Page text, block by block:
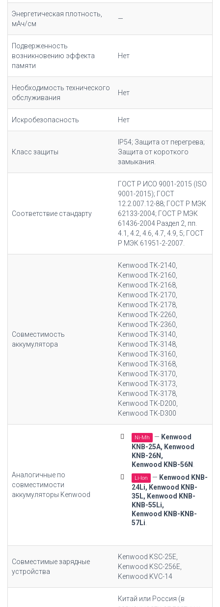
Энергетическая плотность,
мАч/cм
—
Подверженность
возникновению эффекта
памяти
Нет
Необходимость технического
обслуживания
Нет
Искробезопасность Нет
Класс защиты
IP54; Защита от перегрева;
Защита от короткого
замыкания.
Соответствие стандарту
ГОСТ Р ИСО 9001-2015 (ISO
9001-2015); ГОСТ
12.2.007.12-88; ГОСТ Р МЭК
62133-2004; ГОСТ Р МЭК
61436-2004 Раздел 2, пп.
4.1, 4.2, 4.6, 4.7, 4.9, 5; ГОСТ
Р МЭК 61951-2-2007.
Совместимость
аккумулятора
Kenwood TK-2140,
Kenwood TK-2160,
Kenwood TK-2168,
Kenwood TK-2170,
Kenwood TK-2178,
Kenwood TK-2260,
Kenwood TK-2360,
Kenwood TK-3140,
Kenwood TK-3148,
Kenwood TK-3160,
Kenwood TK-3168,
Kenwood TK-3170,
Kenwood TK-3173,
Kenwood TK-3178,
Kenwood TK-D200,
Kenwood TK-D300
Аналогичные по
совместимости
аккумуляторы Kenwood
Ni-Mh — Kenwood
KNB-25A, Kenwood
KNB-26N,
Kenwood KNB-56N
Li-Ion — Kenwood KNB-
24Li, Kenwood KNB-
35L, Kenwood KNB-
KNB-55Li,
Kenwood KNB-KNB-
57Li
Совместимые зарядные
устройства
Kenwood KSC-25E,
Kenwood KSC-256E,
Kenwood KVC-14
Китай или Россия (в